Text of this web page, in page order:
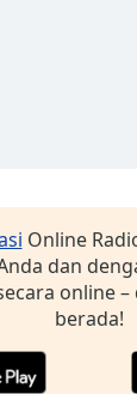
Online
dan
online
berada!